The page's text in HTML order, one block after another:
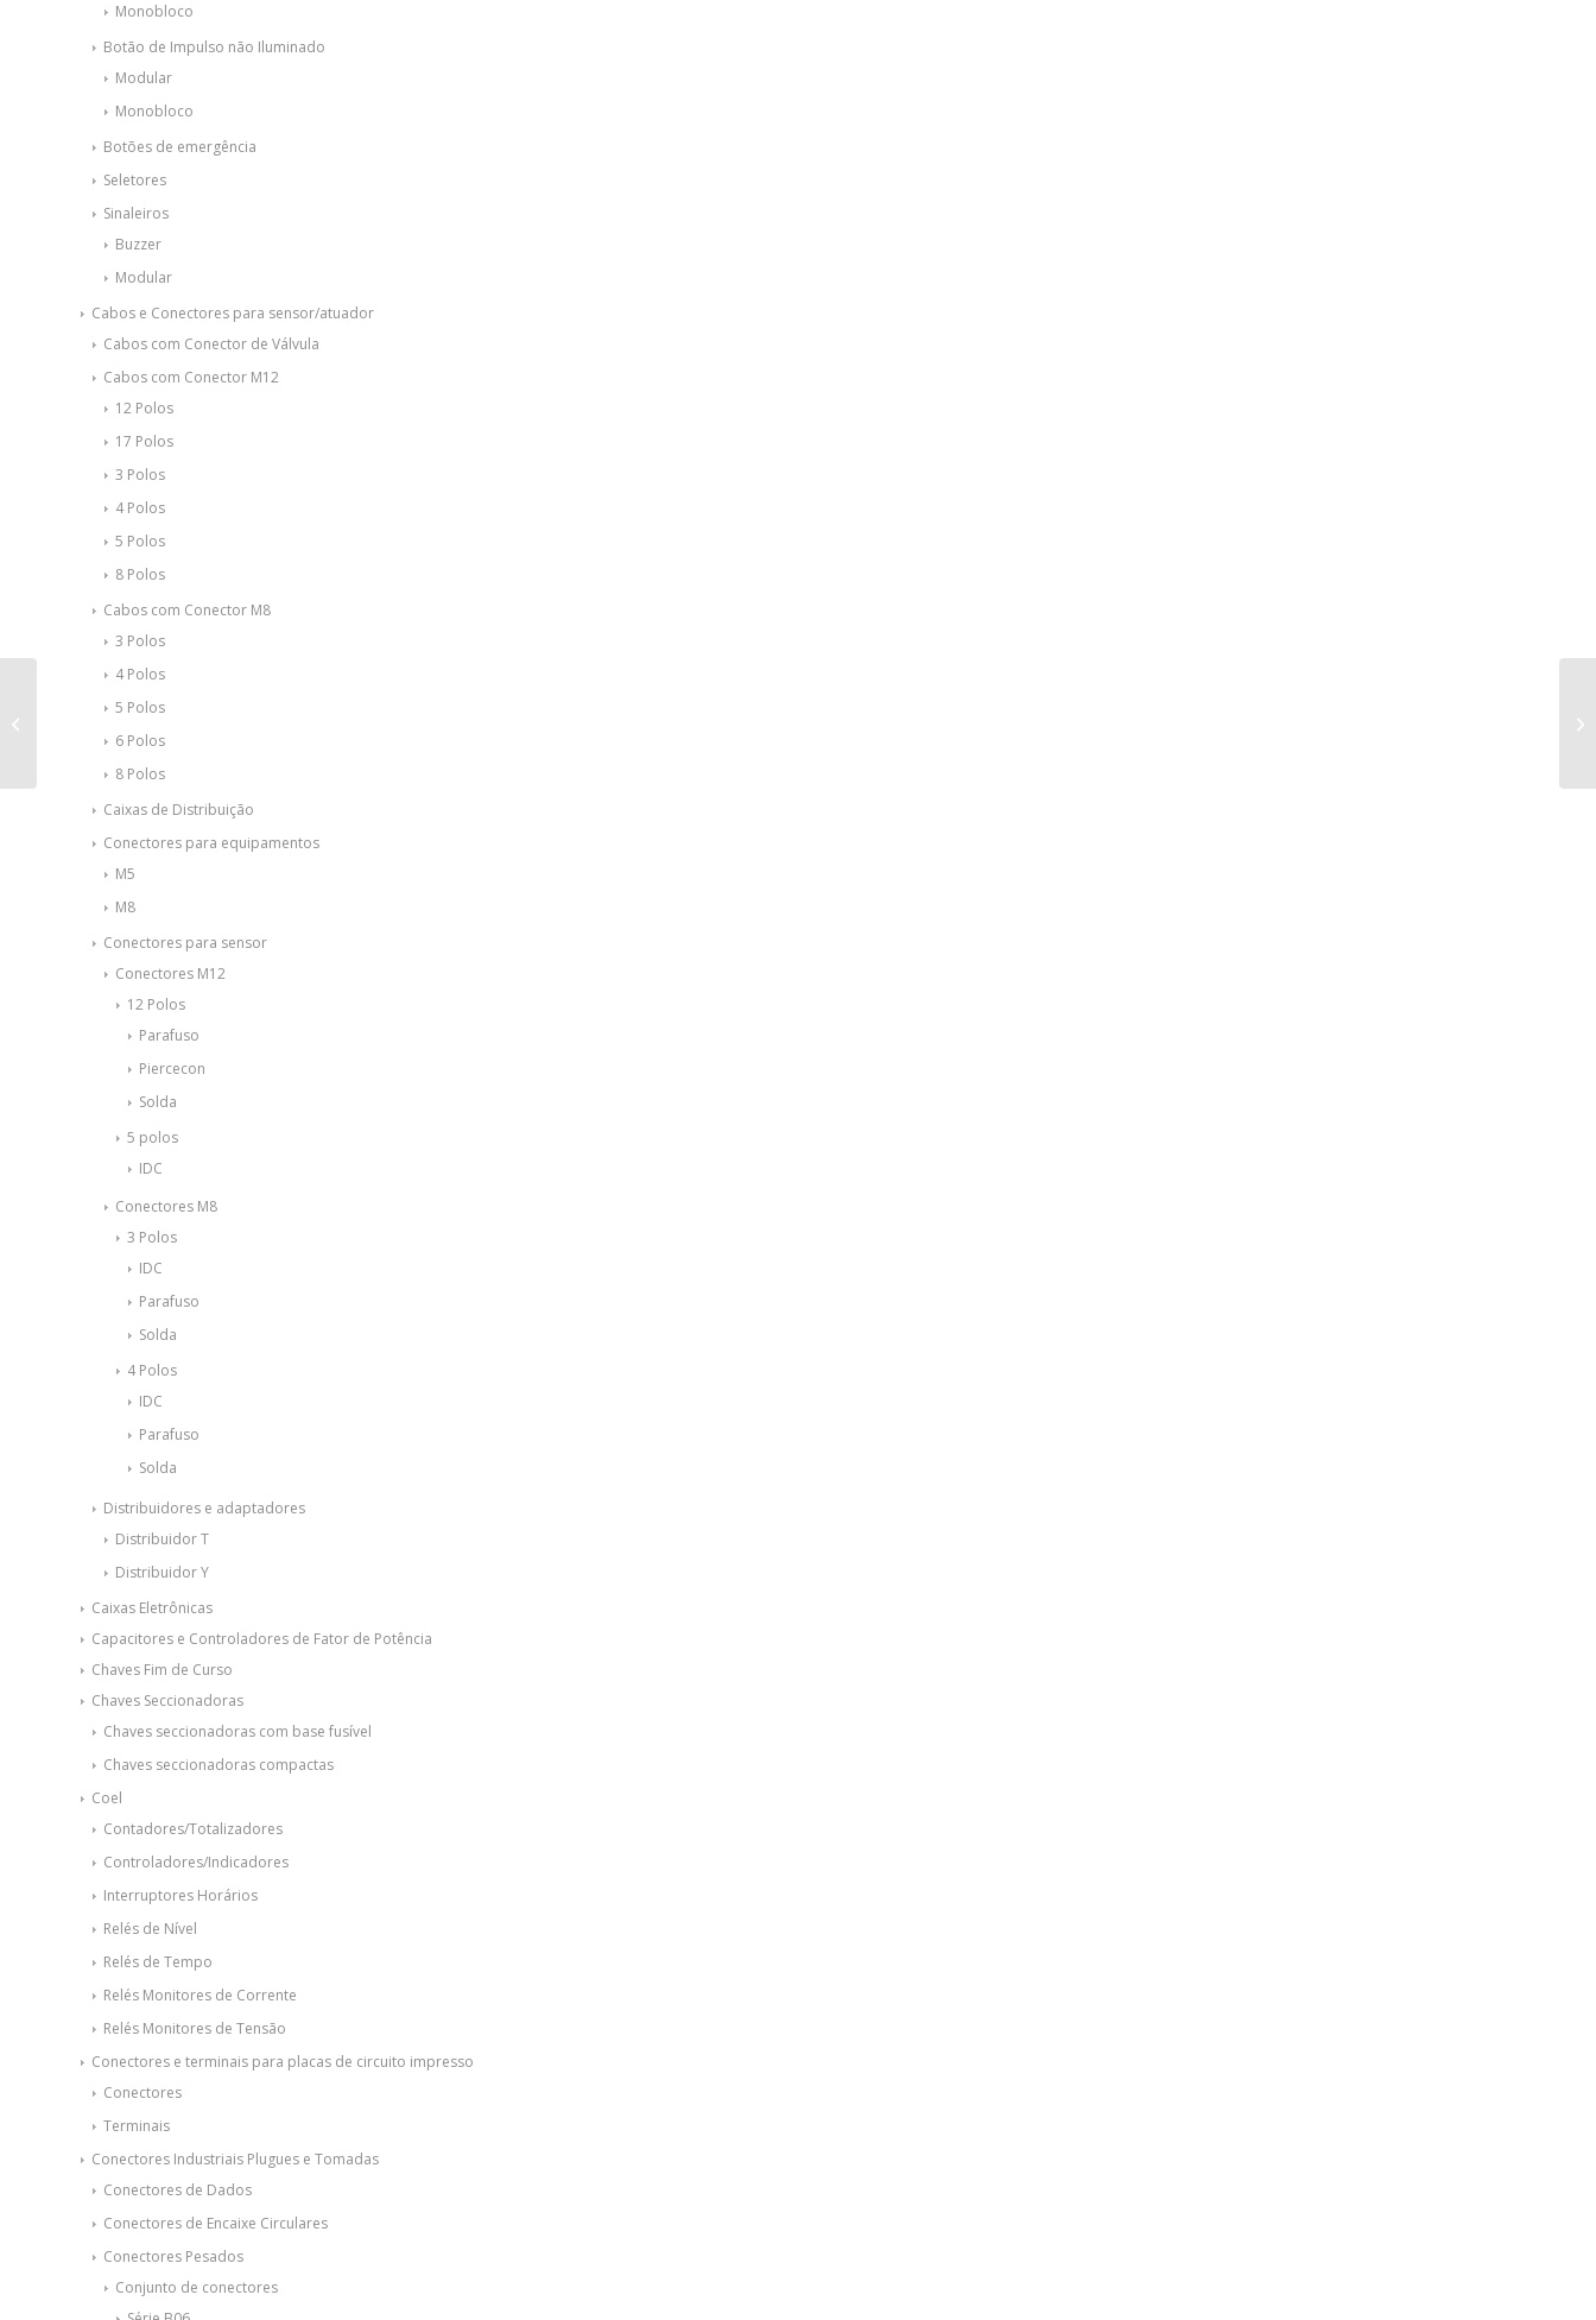
Monobloco
Botão de Impulso não Iluminado
Modular
Monobloco
Botões de emergência
Seletores
Sinaleiros
Buzzer
Modular
Cabos e Conectores para sensor/atuador
Cabos com Conector de Válvula
Cabos com Conector M12
12 Polos
17 Polos
3 Polos
4 Polos
5 Polos
8 Polos
Cabos com Conector M8
3 Polos
4 Polos
5 Polos
6 Polos
8 Polos
Caixas de Distribuição
Conectores para equipamentos
M5
M8
Conectores para sensor
Conectores M12
12 Polos
Parafuso
Piercecon
Solda
5 polos
IDC
Conectores M8
3 Polos
IDC
Parafuso
Solda
4 Polos
IDC
Parafuso
Solda
Distribuidores e adaptadores
Distribuidor T
Distribuidor Y
Caixas Eletrônicas
Capacitores e Controladores de Fator de Potência
Chaves Fim de Curso
Chaves Seccionadoras
Chaves seccionadoras com base fusível
Chaves seccionadoras compactas
Coel
Contadores/Totalizadores
Controladores/Indicadores
Interruptores Horários
Relés de Nível
Relés de Tempo
Relés Monitores de Corrente
Relés Monitores de Tensão
Conectores e terminais para placas de circuito impresso
Conectores
Terminais
Conectores Industriais Plugues e Tomadas
Conectores de Dados
Conectores de Encaixe Circulares
Conectores Pesados
Conjunto de conectores
monofásica – QUINT-
PS/1AC/12DC/15 –